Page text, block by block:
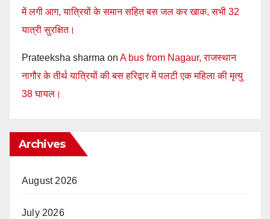
में लगी आग, यात्रियों के समान सहित बस जल कर खाक, सभी 32
यात्री सुरक्षित।
Prateeksha sharma on A bus from Nagaur, राजस्थान
नागौर के तीर्थ यात्रियों की बस हरिद्वार में पलटी एक महिला की मृत्यु
38 घायल।
Archives
August 2026
July 2026